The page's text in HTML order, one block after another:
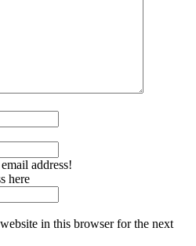
address!
here
in this browser for the next